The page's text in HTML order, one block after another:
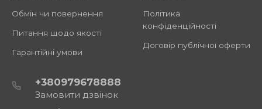
Обмін чи повернення
Питання щодо якості
Гарантійні умови
Політика
конфіденційності
Договір публічної оферти
+380979678888
Замовити дзвінок